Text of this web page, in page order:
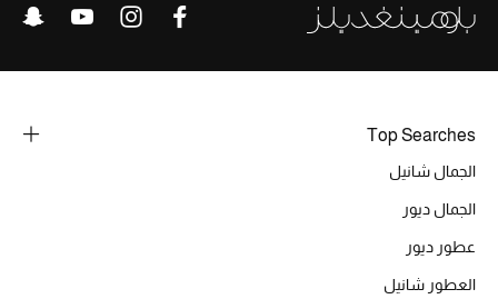
الرجال
الجمال
مستلزمات المنزل
Top Searches
الجمال شانيل
الجمال ديور
عطور ديور
العطور شانيل